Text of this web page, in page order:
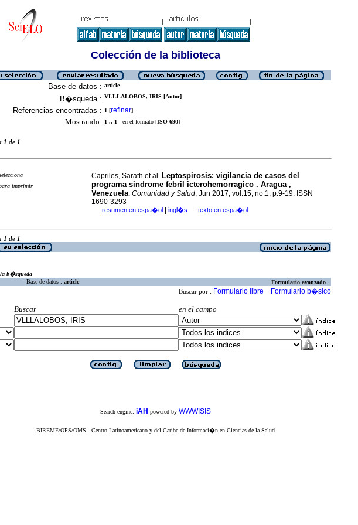
Colección de la biblioteca
Base de datos : article
B�squeda : VLLLALOBOS, IRIS [Autor]
Referencias encontradas : 1 [refinar]
Mostrando: 1 .. 1 en el formato [ISO 690]
1 de 1
imprimir
Capriles, Sarath et al. Leptospirosis: vigilancia de casos del
programa sindrome febril icterohemorragico . Aragua ,
Venezuela. Comunidad y Salud, Jun 2017, vol.15, no.1, p.9-19. ISSN
1690-3293
· resumen en espa�ol ingl�s · texto en espa�ol
1 de 1
b�squeda
Base de datos : article Formulario avanzado
Buscar por : Formulario libre Formulario b�sico
Buscar
en el campo
Search engine: iAH powered by WWWISIS
BIREME/OPS/OMS - Centro Latinoamericano y del Caribe de Informaci�n en Ciencias de la Salud